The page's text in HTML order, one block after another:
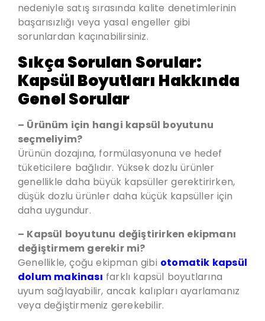
nedeniyle satış sırasında kalite denetimlerinin
başarısızlığı veya yasal engeller gibi
sorunlardan kaçınabilirsiniz.
Sıkça Sorulan Sorular:
Kapsül Boyutları Hakkında
Genel Sorular
– Ürünüm için hangi kapsül boyutunu
seçmeliyim?
Ürünün dozajına, formülasyonuna ve hedef
tüketicilere bağlıdır. Yüksek dozlu ürünler
genellikle daha büyük kapsüller gerektirirken,
düşük dozlu ürünler daha küçük kapsüller için
daha uygundur.
– Kapsül boyutunu değiştirirken ekipmanı
değiştirmem gerekir mi?
Genellikle, çoğu ekipman gibi otomatik kapsül
dolum makinası farklı kapsül boyutlarına
uyum sağlayabilir, ancak kalıpları ayarlamanız
veya değiştirmeniz gerekebilir.